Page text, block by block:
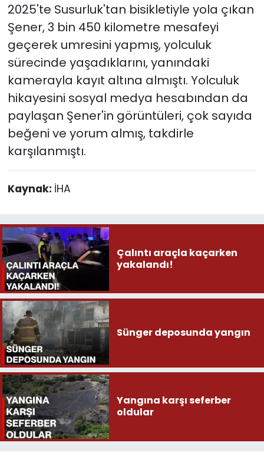
2025'te Susurluk'tan bisikletiyle yola çıkan
Şener, 3 bin 450 kilometre mesafeyi
geçerek umresini yapmış, yolculuk
sürecinde yaşadıklarını, yanındaki
kamerayla kayıt altına almıştı. Yolculuk
hikayesini sosyal medya hesabından da
paylaşan Şener'in görüntüleri, çok sayıda
beğeni ve yorum almış, takdirle
karşılanmıştı.
Kaynak: İHA
Çalıntı araçla kaçarken
yakalandı!
Sünger deposunda yangın
Yangına karşı seferber
oldular